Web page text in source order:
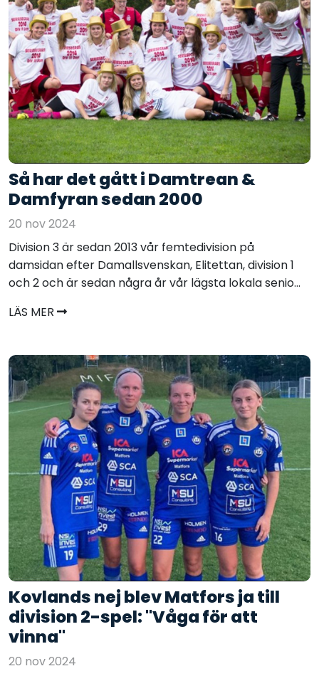
Så har det gått i Damtrean &
Damfyran sedan 2000
20 nov 2024
Division 3 är sedan 2013 vår femtedivision på
damsidan efter Damallsvenskan, Elitettan, division 1
och 2 och är sedan några år vår lägsta lokala senio...
LÄS MER
Kovlands nej blev Matfors ja till
division 2-spel: "Våga för att
vinna"
20 nov 2024